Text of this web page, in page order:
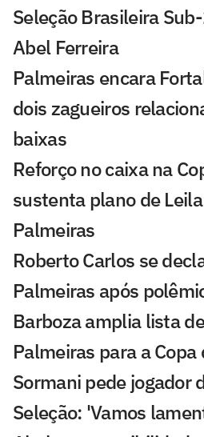
Seleção Brasileira
Abel Ferreira
Palmeiras encara
dois zagueiros
baixas
Reforço no caixa na
sustenta plano de
Palmeiras
Roberto Carlos se
Palmeiras após
Barboza amplia lista
Palmeiras para a Copa
Sormani pede jogador
Seleção: 'Vamos